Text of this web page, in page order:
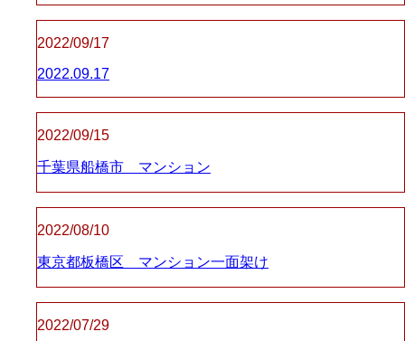
2022/09/17
2022.09.17
2022/09/15
千葉県船橋市 マンション
2022/08/10
東京都板橋区 マンション一面架け
2022/07/29